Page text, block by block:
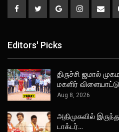
Editors' Picks
திருச்சி ஜமால்
மகளிர்
Aug 8, 2026
அதிமுகவில்
டாக்டர்…